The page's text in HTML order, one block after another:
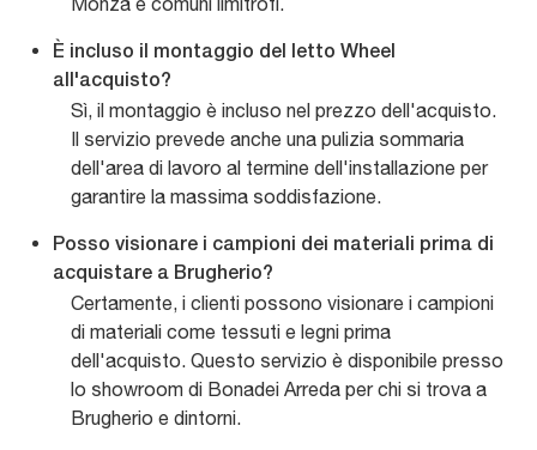
È incluso il montaggio del letto Wheel
all'acquisto?
Sì, il montaggio è incluso nel prezzo dell'acquisto.
Il servizio prevede anche una pulizia sommaria
dell'area di lavoro al termine dell'installazione per
garantire la massima soddisfazione.
Posso visionare i campioni dei materiali prima di
acquistare a Brugherio?
Certamente, i clienti possono visionare i campioni
di materiali come tessuti e legni prima
dell'acquisto. Questo servizio è disponibile presso
lo showroom di Bonadei Arreda per chi si trova a
Brugherio e dintorni.